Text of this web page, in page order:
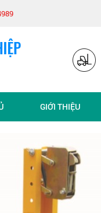
GIỚI THIỆU